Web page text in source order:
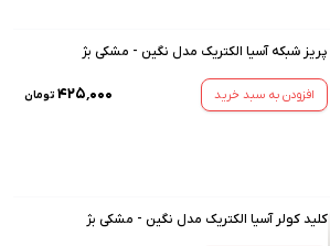
پریز شبکه آسیا الکتریک مدل نگین - مشکی بژ
افزودن به سبد خرید ۴۲۵٬۰۰۰ تومان
کلید کولر آسیا الکتریک مدل نگین - مشکی بژ